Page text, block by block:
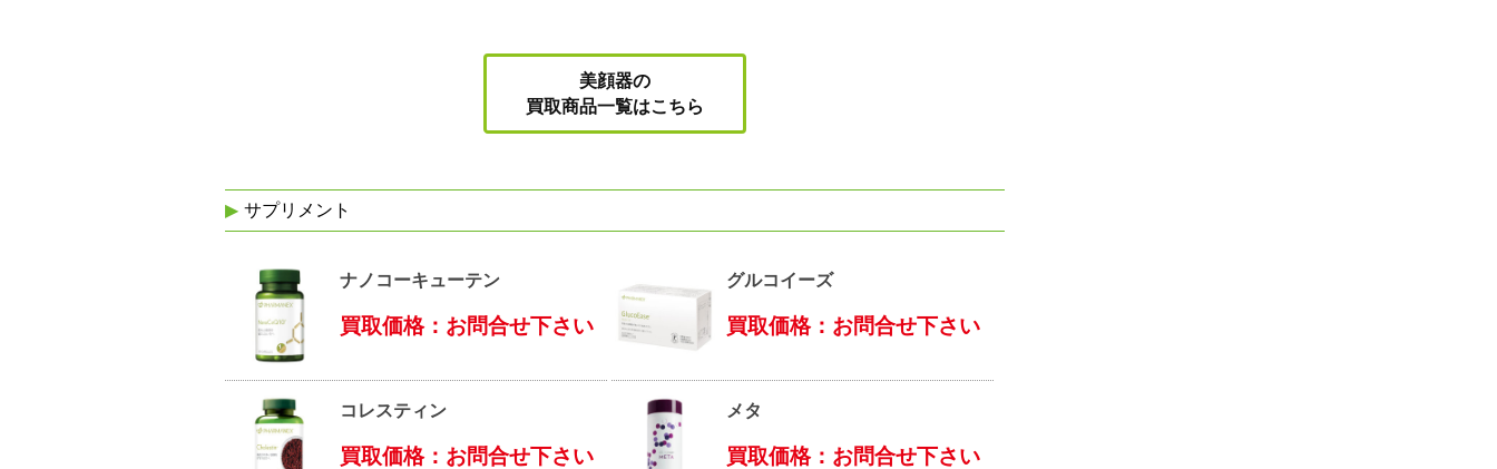
美顔器の
買取商品一覧はこちら
サプリメント
ナノコーキューテン
買取価格：お問合せ下さい
グルコイーズ
買取価格：お問合せ下さい
コレスティン
買取価格：お問合せ下さい
メタ
買取価格：お問合せ下さい